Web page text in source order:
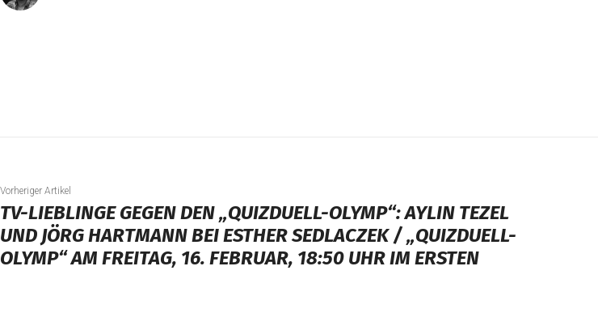
Vorheriger Artikel
TV-LIEBLINGE GEGEN DEN „QUIZDUELL-OLYMP“: AYLIN TEZEL
UND JÖRG HARTMANN BEI ESTHER SEDLACZEK / „QUIZDUELL-
OLYMP“ AM FREITAG, 16. FEBRUAR, 18:50 UHR IM ERSTEN